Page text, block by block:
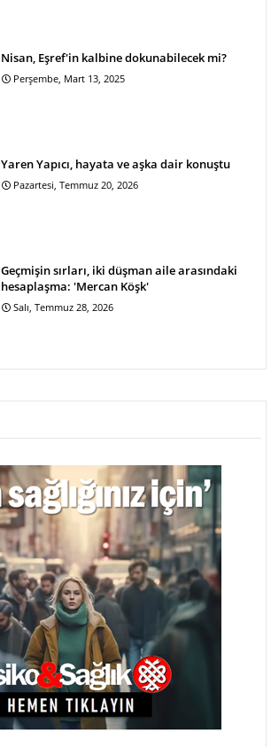
Nisan, Eşref'in kalbine dokunabilecek mi?
Perşembe, Mart 13, 2025
Yaren Yapıcı, hayata ve aşka dair konuştu
Pazartesi, Temmuz 20, 2026
Geçmişin sırları, iki düşman aile arasındaki
hesaplaşma: 'Mercan Köşk'
Salı, Temmuz 28, 2026